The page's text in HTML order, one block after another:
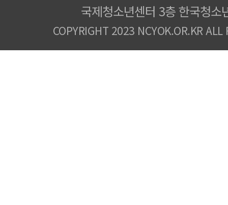
국제청소년센터 3층 한국청소
COPYRIGHT 2023 NCYOK.OR.KR ALL